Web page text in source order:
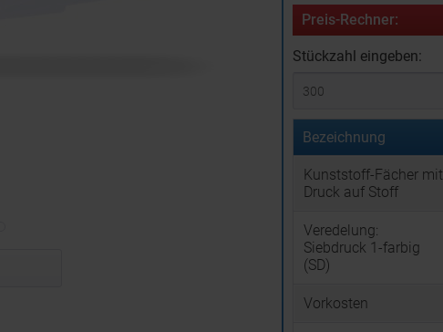
Preis-Rechner:
Stückzahl eingeben:
Bezeichnung
Kunststoff-Fächer mit
Druck auf Stoff
Veredelung:
Siebdruck 1-farbig
(SD)
Vorkosten